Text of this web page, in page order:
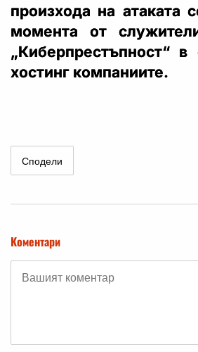
произхода на атаката
момента от
„Киберпрестъпност“
хостинг компаниите.
Сподели
Коментари